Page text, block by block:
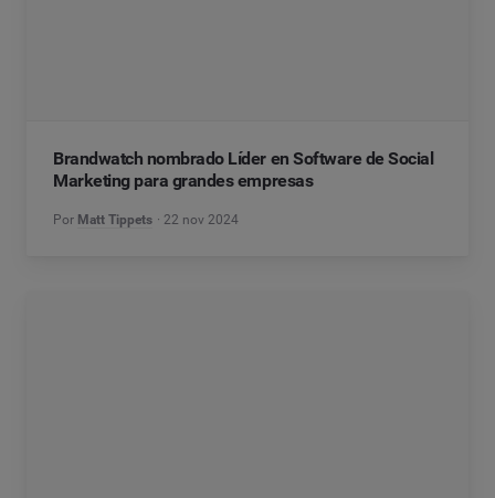
Brandwatch nombrado Líder en Software de Social
Marketing para grandes empresas
Por Matt Tippets 22 nov 2024